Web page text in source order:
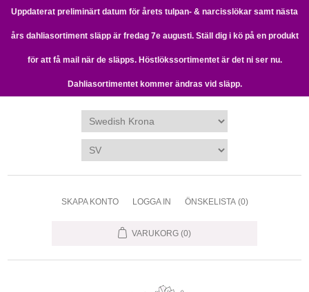
Uppdaterat preliminärt datum för årets tulpan- & narcisslökar samt nästa
års dahliasortiment släpp är fredag 7e augusti. Ställ dig i kö på en produkt
för att få mail när de släpps. Höstlökssortimentet är det ni ser nu.
Dahliasortimentet kommer ändras vid släpp.
SKAPA KONTO LOGGA IN ÖNSKELISTA (0)
VARUKORG (0)